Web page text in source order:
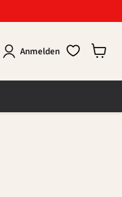
Anmelden